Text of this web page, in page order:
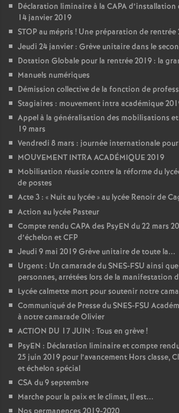
Déclaration liminaire à la CAPA d’installation
14 janvier 2019
STOP au mépris ! Une préparation de rentrée
Jeudi 24 janvier : Grève unitaire dans le
Dotation Globale pour la rentrée 2019 : la
Manuels numériques
Démission collective de la fonction de
Stagiaires : mouvement intra académique
Appel à la généralisation des mobilisations
19 mars
Vendredi 8 mars : journée internationale
MOUVEMENT INTRA ACADÉMIQUE 2019
Mobilisation réussie contre la réforme du
de postes
Acte 3 : « Nuit au lycée» au lycée Renoir de
Action au lycée Pasteur
Compte rendu CAPA des PsyEN du 22 mars
d’échelon et CFP
Jeudi 9 mai 2019 Grève unitaire de toute la...
Urgent : Un camarade du SNES-FSU ainsi
personnes, arrétées lors de la manifestation
Lycée calmette mort pour soutenir notre
Communiqué de Presse du SNES-FSU
à notre camarade Olivier
ACTION DU 17 JUIN : Tous en grève!
PsyEN : Déclaration liminaire et compte
25 juin 2019 pour l’avancement Hors classe,
et échelon spécial
CSA du 9 septembre
Marche pour la paix et le climat, Il est...